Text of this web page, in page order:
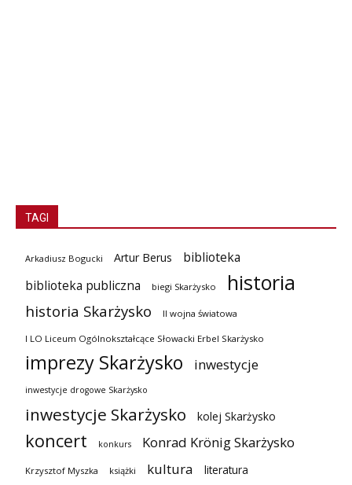
TAGI
Arkadiusz Bogucki Artur Berus
biblioteka
biblioteka publiczna
biegi Skarżysko historia
historia Skarżysko II wojna światowa
I LO Liceum Ogólnokształcące Słowacki Erbel Skarżysko
imprezy Skarżysko inwestycje
inwestycje drogowe Skarżysko
inwestycje Skarżysko kolej Skarżysko
koncert konkurs Konrad Krönig Skarżysko
Krzysztof Myszka książki kultura literatura